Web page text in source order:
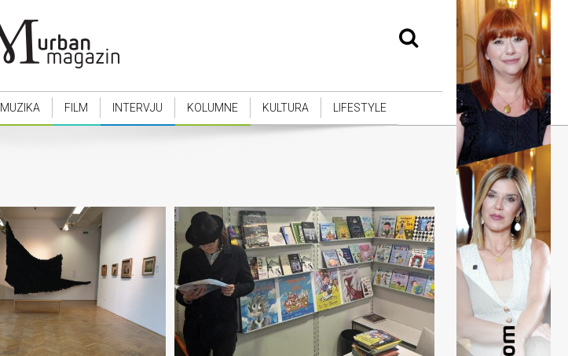
MUZIKA FILM INTERVJU KOLUMNE KULTURA LIFESTYLE